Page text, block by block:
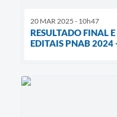
20 MAR 2025 - 10h47
RESULTADO FINAL
EDITAIS PNAB